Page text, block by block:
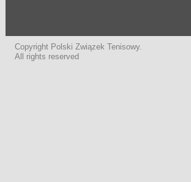
Copyright Polski Związek Tenisowy.
All rights reserved